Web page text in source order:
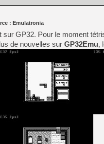
: Emulatronia
sur GP32. Pour le moment
de nouvelles sur GP32Emu,